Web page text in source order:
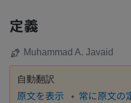
定義
Muhammad A. Javaid
自動翻訳
原文を表示 常に原文の